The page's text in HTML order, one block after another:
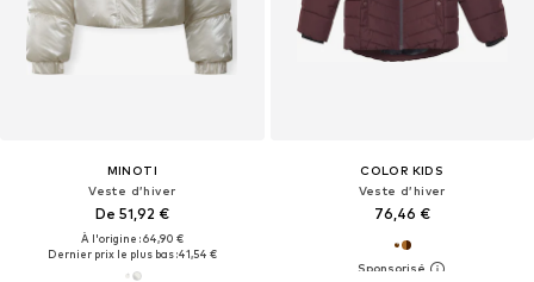
MINOTI
Veste d’hiver
De 51,92 €
À l'origine : 64,90 €
Dernier prix le plus bas :41,54 €
COLOR KIDS
Veste d’hiver
76,46 €